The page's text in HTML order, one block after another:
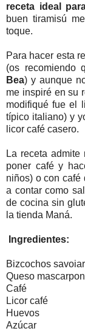
receta ideal
buen tiramisú
toque.
Para hacer esta
(os recomiendo
Bea) y aunque
me inspiré en su
modifiqué fue el
típico italiano) y
licor café casero.
La receta
poner café y
niños) o con café
a contar como
de cocina sin
la tienda Maná.
Ingredientes:
Bizcochos
Queso
Café
Licor café
Huevos
Azúcar